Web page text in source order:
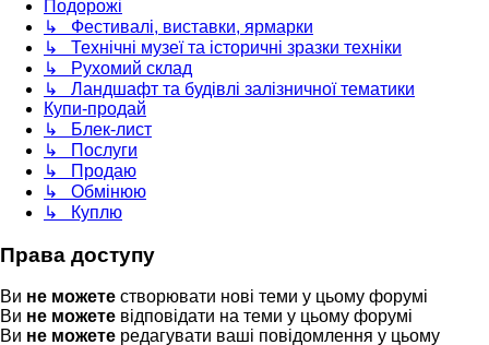
Подорожі
↳ Фестивалі, виставки, ярмарки
↳ Технічні музеї та історичні зразки техніки
↳ Рухомий склад
↳ Ландшафт та будівлі залізничної тематики
Купи-продай
↳ Блек-лист
↳ Послуги
↳ Продаю
↳ Обмінюю
↳ Куплю
Права доступу
Ви не можете створювати нові теми у цьому форумі
Ви не можете відповідати на теми у цьому форумі
Ви не можете редагувати ваші повідомлення у цьому